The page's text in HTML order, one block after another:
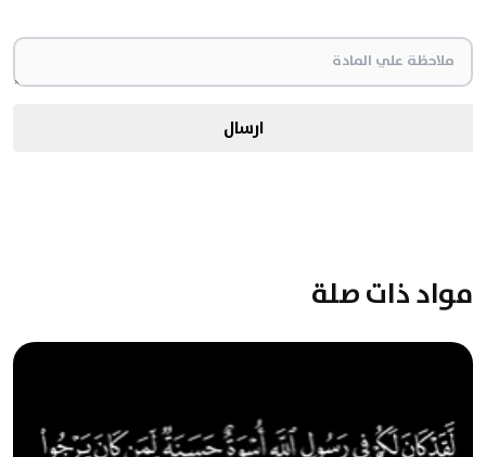
ارسال
مواد ذات صلة